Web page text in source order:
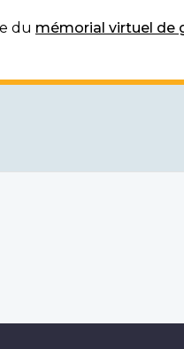
du mémorial virtuel de